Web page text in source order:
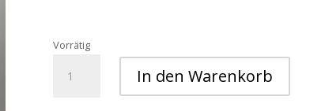
Vorrätig
Korb
In den Warenkorb